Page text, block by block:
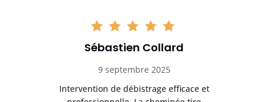
Sébastien Collard
9 septembre 2025
Intervention de débistrage efficace et